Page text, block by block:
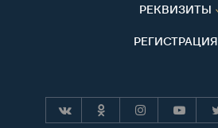
РЕКВИЗИТЫ
РЕГИСТРАЦИЯ